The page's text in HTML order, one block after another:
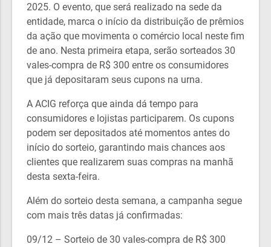
2025. O evento, que será realizado na sede da
entidade, marca o início da distribuição de prêmios
da ação que movimenta o comércio local neste fim
de ano. Nesta primeira etapa, serão sorteados 30
vales-compra de R$ 300 entre os consumidores
que já depositaram seus cupons na urna.
A ACIG reforça que ainda dá tempo para
consumidores e lojistas participarem. Os cupons
podem ser depositados até momentos antes do
início do sorteio, garantindo mais chances aos
clientes que realizarem suas compras na manhã
desta sexta-feira.
Além do sorteio desta semana, a campanha segue
com mais três datas já confirmadas:
09/12 – Sorteio de 30 vales-compra de R$ 300